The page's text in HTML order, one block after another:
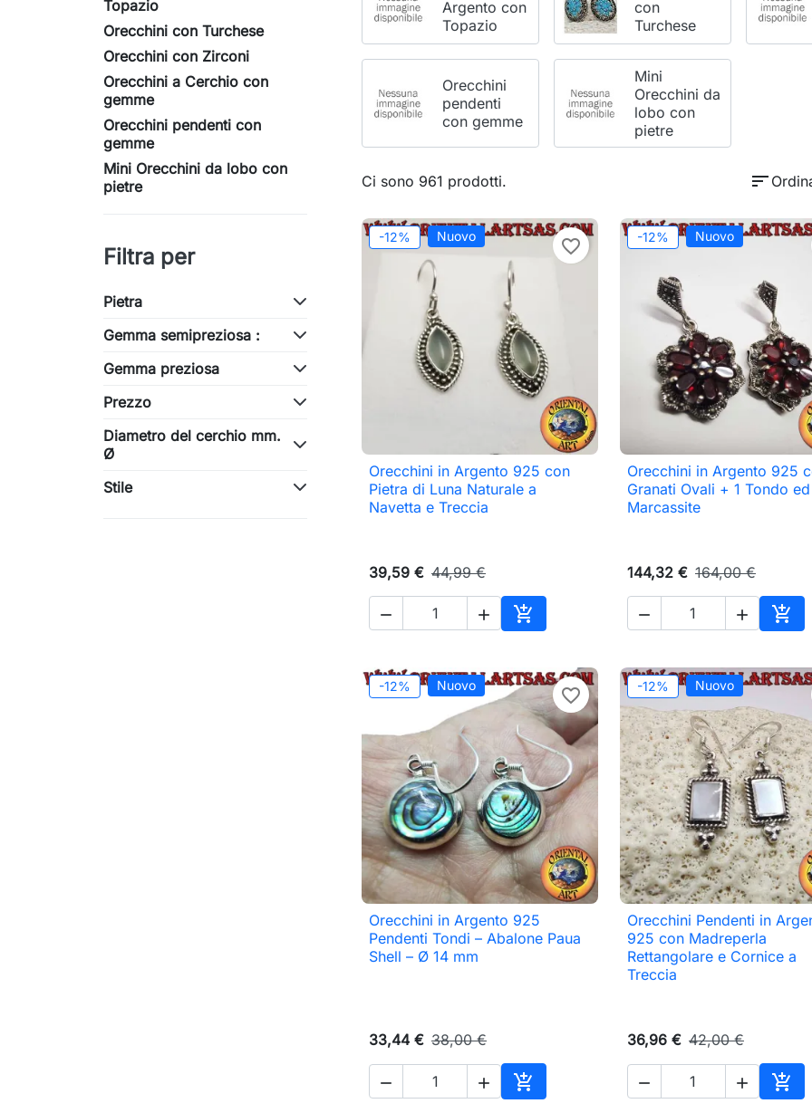
Topazio
Orecchini con Turchese
Orecchini con Zirconi
Orecchini a Cerchio con
gemme
Orecchini pendenti con
gemme
Mini Orecchini da lobo con
pietre
Filtra per
Pietra
Gemma semipreziosa :
Gemma preziosa
Prezzo
Diametro del cerchio mm.
Ø
Stile
Argento con
Topazio
con
Turchese
Orecchini
pendenti
con gemme
Mini
Orecchini da
lobo con
pietre
Ci sono 961 prodotti. sort
-12% Nuovo favorite_border
 Anteprima
Orecchini in Argento 925 con
Pietra di Luna Naturale a
Navetta e Treccia
39,59 € 44,99 €
  
Aggiungi al carrello
-12% Nuovo
 Anteprima
Orecchini in Argento 925
Granati Ovali + 1 Tondo ed
Marcassite
144,32 € 164,00 €
  
-12% Nuovo favorite_border
 Anteprima
Orecchini in Argento 925
Pendenti Tondi – Abalone Paua
Shell – Ø 14 mm
33,44 € 38,00 €
  
Aggiungi al carrello
-12% Nuovo
 Anteprima
Orecchini Pendenti in
925 con Madreperla
Rettangolare e Cornice a
Treccia
36,96 € 42,00 €
  